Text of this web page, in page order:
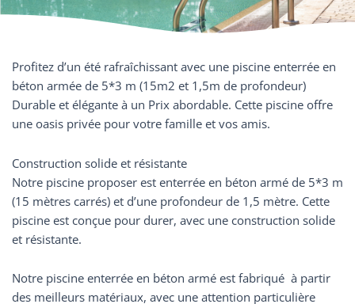
Profitez d’un été rafraîchissant avec une piscine enterrée en
béton armée de 5*3 m (15m2 et 1,5m de profondeur)
Durable et élégante à un Prix abordable. Cette piscine offre
une oasis privée pour votre famille et vos amis.
Construction solide et résistante
Notre piscine proposer est enterrée en béton armé de 5*3 m
(15 mètres carrés) et d’une profondeur de 1,5 mètre. Cette
piscine est conçue pour durer, avec une construction solide
et résistante.
Notre piscine enterrée en béton armé est fabriqué à partir
des meilleurs matériaux, avec une attention particulière